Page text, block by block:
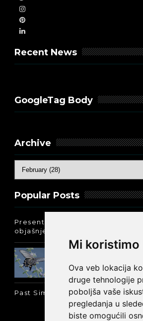
Mi koristimo
Ova veb lokacija
druge tehnologije
poboljša vaše
pregledanja u
biste omogućili
Recent News
GoogleTag Body
Archive
Popular Posts
Present Perfect Simple -
objašnjenje :-)
Past Simple i Past Continuous -